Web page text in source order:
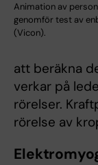
Animation av
genomför test av
(Vicon).
att beräkna
verkar på
rörelser.
rörelse av